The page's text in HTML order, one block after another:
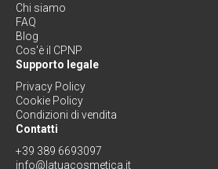
Chi siamo
FAQ
Blog
Cos'è il CPNP
Supporto legale
Privacy Policy
Cookie Policy
Condizioni di vendita
Contatti
+39 389 6693097
info@latuacosmetica.it